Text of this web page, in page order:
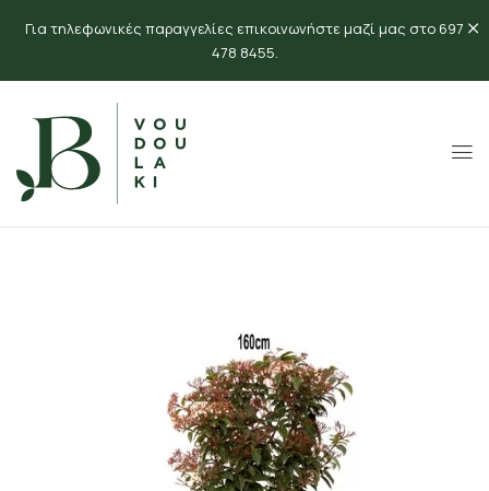
Για τηλεφωνικές παραγγελίες επικοινωνήστε μαζί μας στο 697
478 8455.